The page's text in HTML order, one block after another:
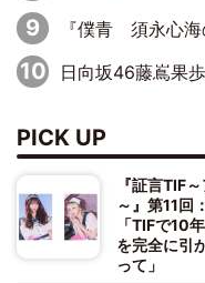
『僕青 須永心海のソロ連載』
日向坂46藤嶌果歩、二十歳のサプライ
PICK UP
『証言TIF
～』第11回
「TIFで10
を完全に引
って」